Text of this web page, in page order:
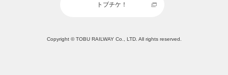
トブチケ！
Copyright © TOBU RAILWAY Co., LTD. All rights reserved.